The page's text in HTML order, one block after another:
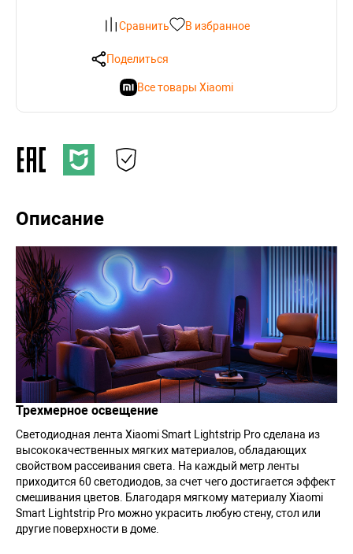
Сравнить В избранное
Поделиться
Все товары Xiaomi
Описание
Трехмерное освещение
Светодиодная лента Xiaomi Smart Lightstrip Pro сделана из
высококачественных мягких материалов, обладающих
свойством рассеивания света. На каждый метр ленты
приходится 60 светодиодов, за счет чего достигается эффект
смешивания цветов. Благодаря мягкому материалу Xiaomi
Smart Lightstrip Pro можно украсить любую стену, стол или
другие поверхности в доме.